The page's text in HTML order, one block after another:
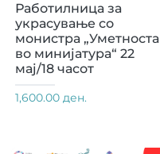
Работилница за
украсување со
монистра „Уметноста
во минијатура“ 22
мај/18 часот
1,600.00 ден.